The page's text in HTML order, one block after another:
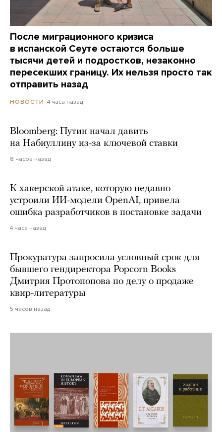
После миграционного кризиса
в испанской Сеуте остаются больше
тысячи детей и подростков, незаконно
пересекших границу. Их нельзя просто так
отправить назад
НОВОСТИ 4 часа назад
Bloomberg: Путин начал давить
на Набиуллину из-за ключевой ставки
8 часов назад
К хакерской атаке, которую недавно
устроили ИИ-модели OpenAI, привела
ошибка разработчиков в постановке задачи
4 часа назад
Прокуратура запросила условный срок для
бывшего гендиректора Popcorn Books
Дмитрия Протопопова по делу о продаже
квир-литературы
5 часов назад